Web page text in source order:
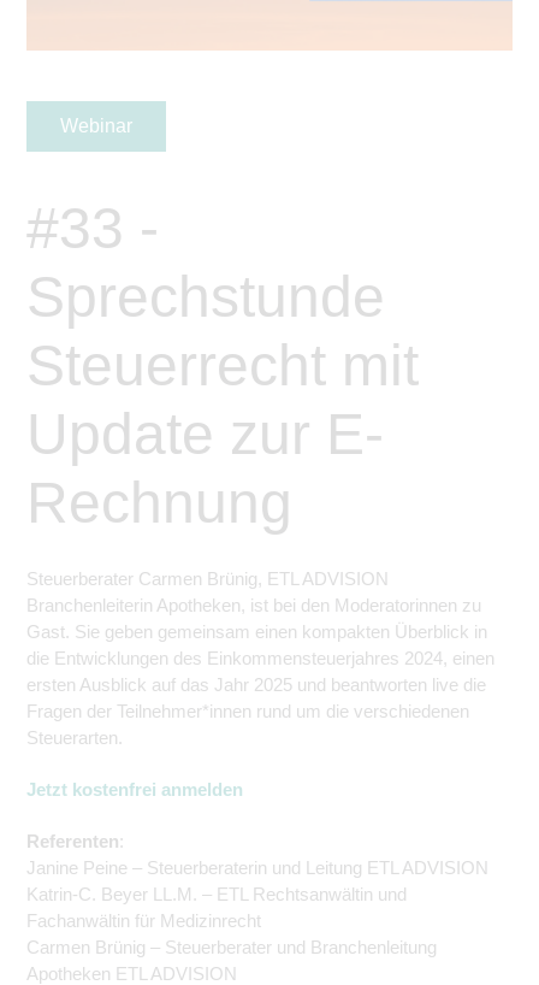
Webinar
#33 -
Sprechstunde
Steuerrecht mit
Update zur E-
Rechnung
Steuerberater Carmen Brünig, ETL ADVISION
Branchenleiterin Apotheken, ist bei den Moderatorinnen zu
Gast. Sie geben gemeinsam einen kompakten Überblick in
die Entwicklungen des Einkommensteuerjahres 2024, einen
ersten Ausblick auf das Jahr 2025 und beantworten live die
Fragen der Teilnehmer*innen rund um die verschiedenen
Steuerarten.
Jetzt kostenfrei anmelden
Referenten:
Janine Peine – Steuerberaterin und Leitung ETL ADVISION
Katrin-C. Beyer LL.M. – ETL Rechtsanwältin und
Fachanwältin für Medizinrecht
Carmen Brünig – Steuerberater und Branchenleitung
Apotheken ETL ADVISION